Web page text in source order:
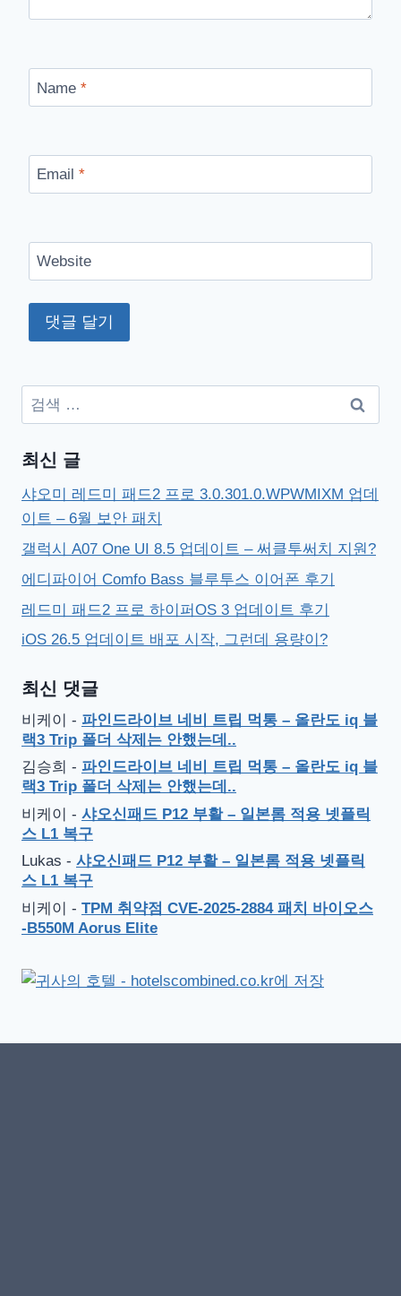
Name *
Email *
Website
검
색:
최신 글
샤오미 레드미 패드2 프로 3.0.301.0.WPWMIXM 업데
이트 – 6월 보안 패치
갤럭시 A07 One UI 8.5 업데이트 – 써클투써치 지원?
에디파이어 Comfo Bass 블루투스 이어폰 후기
레드미 패드2 프로 하이퍼OS 3 업데이트 후기
iOS 26.5 업데이트 배포 시작, 그런데 용량이?
최신 댓글
비케이 - 파인드라이브 네비 트립 먹통 – 올란도 iq 블
랙3 Trip 폴더 삭제는 안했는데..
김승희 - 파인드라이브 네비 트립 먹통 – 올란도 iq 블
랙3 Trip 폴더 삭제는 안했는데..
비케이 - 샤오신패드 P12 부활 – 일본롬 적용 넷플릭
스 L1 복구
Lukas - 샤오신패드 P12 부활 – 일본롬 적용 넷플릭
스 L1 복구
비케이 - TPM 취약점 CVE-2025-2884 패치 바이오스
-B550M Aorus Elite